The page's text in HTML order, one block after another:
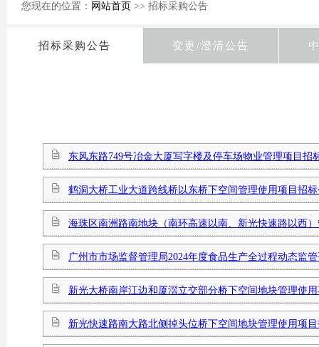
您现在的位置： 网站首页 >> 招标采购公告
招标采购公告 变更/澄清公告
东风东路749号冶金大厦写字楼及停车场物业管理项目招
鹤洞大桥工业大道跨线桥以东桥下空间管理使用项目招
海珠区南洲路南地块（南环高速以南、新光快速路以西
广州市市场监督管理局2024年度食品生产全过程动态监
新光大桥南岸江边和厦滘立交部分桥下空间地块管理使
新光快速路南大路北侧掉头位桥下空间地块管理使用项